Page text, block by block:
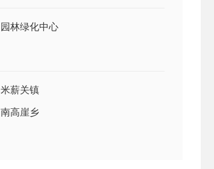
园林绿化中心
米薪关镇
南高崖乡